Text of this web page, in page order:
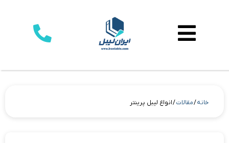
خانه/مقالات/ انواع لیبل پرینتر